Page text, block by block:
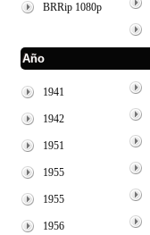
BRRip 1080p
Año
1941
1942
1951
1955
1955
1956